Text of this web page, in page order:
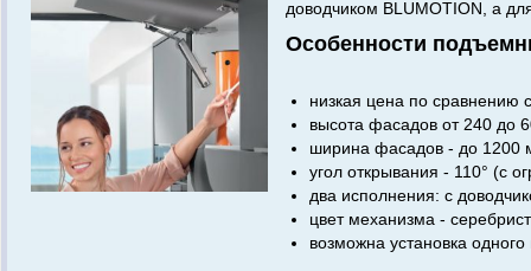
доводчиком BLUMOTION, а
Особенности
низкая цена по сравнению
высота фасадов от 240 до
ширина фасадов - до 1200
угол открывания - 110° (с
два исполнения: с
цвет механизма -
возможна установка